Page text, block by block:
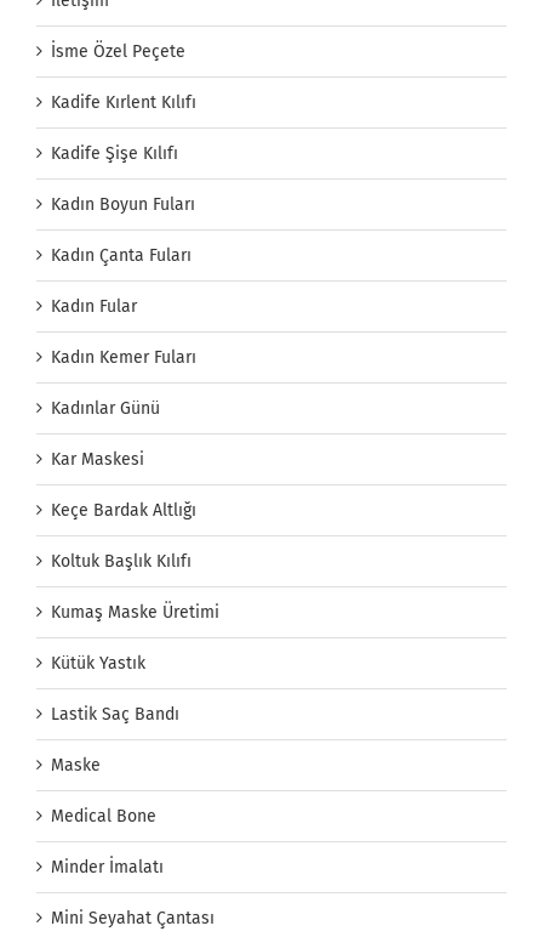
İsme Özel Peçete
Kadife Kırlent Kılıfı
Kadife Şişe Kılıfı
Kadın Boyun Fuları
Kadın Çanta Fuları
Kadın Fular
Kadın Kemer Fuları
Kadınlar Günü
Kar Maskesi
Keçe Bardak Altlığı
Koltuk Başlık Kılıfı
Kumaş Maske Üretimi
Kütük Yastık
Lastik Saç Bandı
Maske
Medical Bone
Minder İmalatı
Mini Seyahat Çantası